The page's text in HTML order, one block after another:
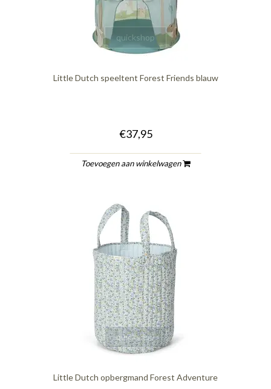
quickshop
Little Dutch speeltent Forest Friends blauw
€37,95
Toevoegen aan winkelwagen
quickshop
Little Dutch opbergmand Forest Adventure